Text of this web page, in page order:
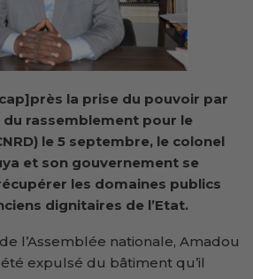
la prise du pouvoir par
rassemblement pour le
le 5 septembre, le colonel
et son gouvernement se
les domaines publics
dignitaires de l’Etat.
l’Assemblée nationale, Amadou
expulsé du bâtiment qu’il